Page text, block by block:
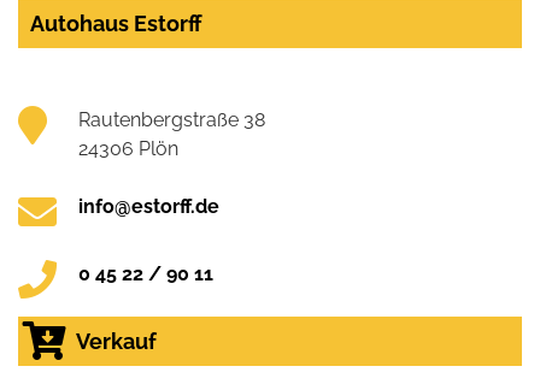
Autohaus Estorff
Rautenbergstraße 38
24306 Plön
info@estorff.de
0 45 22 / 90 11
Verkauf